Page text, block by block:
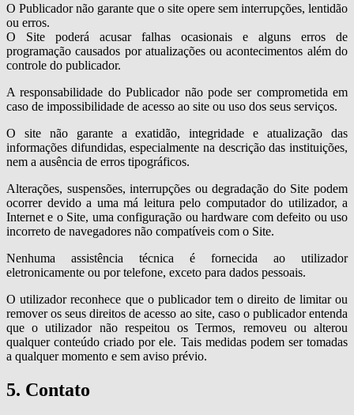
O Publicador não garante que o site opere sem interrupções, lentidão
ou erros.
O Site poderá acusar falhas ocasionais e alguns erros de
programação causados por atualizações ou acontecimentos além do
controle do publicador.
A responsabilidade do Publicador não pode ser comprometida em
caso de impossibilidade de acesso ao site ou uso dos seus serviços.
O site não garante a exatidão, integridade e atualização das
informações difundidas, especialmente na descrição das instituições,
nem a ausência de erros tipográficos.
Alterações, suspensões, interrupções ou degradação do Site podem
ocorrer devido a uma má leitura pelo computador do utilizador, a
Internet e o Site, uma configuração ou hardware com defeito ou uso
incorreto de navegadores não compatíveis com o Site.
Nenhuma assistência técnica é fornecida ao utilizador
eletronicamente ou por telefone, exceto para dados pessoais.
O utilizador reconhece que o publicador tem o direito de limitar ou
remover os seus direitos de acesso ao site, caso o publicador entenda
que o utilizador não respeitou os Termos, removeu ou alterou
qualquer conteúdo criado por ele. Tais medidas podem ser tomadas
a qualquer momento e sem aviso prévio.
5. Contato